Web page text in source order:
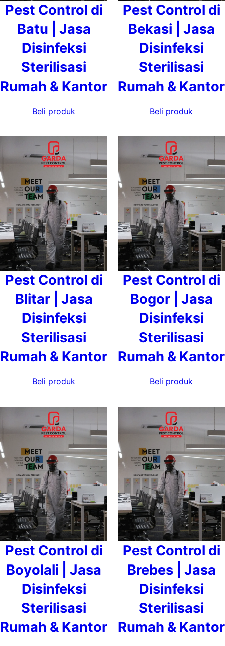
Pest Control di
Batu | Jasa
Disinfeksi
Sterilisasi
Rumah & Kantor
Beli produk
Pest Control di
Bekasi | Jasa
Disinfeksi
Sterilisasi
Rumah & Kantor
Beli produk
Pest Control di
Blitar | Jasa
Disinfeksi
Sterilisasi
Rumah & Kantor
Beli produk
Pest Control di
Bogor | Jasa
Disinfeksi
Sterilisasi
Rumah & Kantor
Beli produk
Pest Control di
Boyolali | Jasa
Disinfeksi
Sterilisasi
Rumah & Kantor
Pest Control di
Brebes | Jasa
Disinfeksi
Sterilisasi
Rumah & Kantor